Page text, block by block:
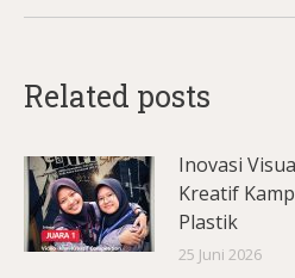
Related posts
Inovasi
Kreatif
Plastik
25 Juni 2026